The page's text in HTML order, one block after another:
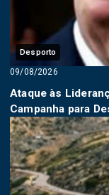
Desporto
09/08/2026
Ataque às
Campanha para